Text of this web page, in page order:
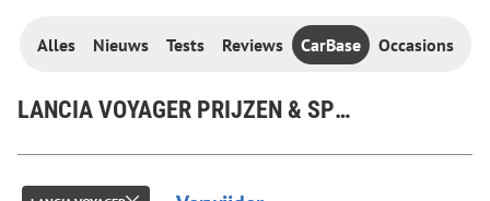
Alles Nieuws Tests Reviews CarBase Occasions
LANCIA VOYAGER PRIJZEN & SPECIFICATIES